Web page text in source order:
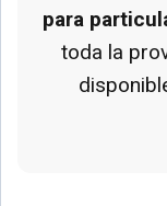
para
toda la